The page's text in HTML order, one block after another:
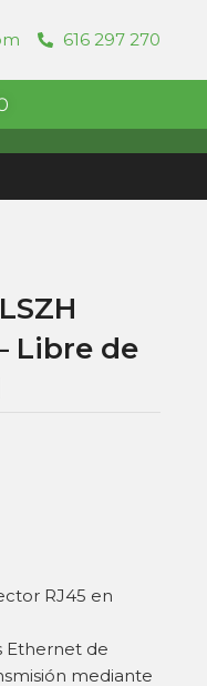
616 297 270
Libre de
RJ45 en
Ethernet de
mediante